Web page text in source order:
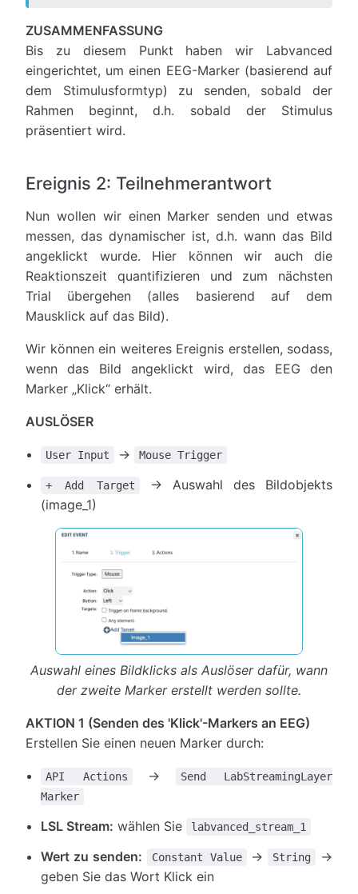
ZUSAMMENFASSUNG
Bis zu diesem Punkt haben wir Labvanced
eingerichtet, um einen EEG-Marker (basierend auf
dem Stimulusformtyp) zu senden, sobald der
Rahmen beginnt, d.h. sobald der Stimulus
präsentiert wird.
Ereignis 2: Teilnehmerantwort
Nun wollen wir einen Marker senden und etwas
messen, das dynamischer ist, d.h. wann das Bild
angeklickt wurde. Hier können wir auch die
Reaktionszeit quantifizieren und zum nächsten
Trial übergehen (alles basierend auf dem
Mausklick auf das Bild).
Wir können ein weiteres Ereignis erstellen, sodass,
wenn das Bild angeklickt wird, das EEG den
Marker „Klick“ erhält.
AUSLÖSER
User Input → Mouse Trigger
+ Add Target
→ Auswahl des Bildobjekts
(image_1)
Auswahl eines Bildklicks als Auslöser dafür, wann
der zweite Marker erstellt werden sollte.
AKTION 1 (Senden des 'Klick'-Markers an EEG)
Erstellen Sie einen neuen Marker durch:
API Actions →
Send LabStreamingLayer
Marker
LSL Stream: wählen Sie labvanced_stream_1
Wert zu senden: Constant Value → String
→
geben Sie das Wort Klick ein